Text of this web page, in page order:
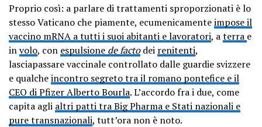
Proprio così: a parlare di trattamenti sproporzionati è lo
stesso Vaticano che piamente, ecumenicamenteimpose il
vaccino mRNA a tutti i suoi abitanti e lavoratori, aterra e
involo, con espulsione de facto dei renitenti,
lasciapassare vaccinale controllato dalle guardie svizzere
e qualcheincontro segreto tra il romano pontefice e il
CEO di Pfizer Alberto Bourla. L’accordo fra i due, come
capita agli altri patti tra Big Pharma e Stati nazionali e
pure transnazionali, tutt’ora non è noto.